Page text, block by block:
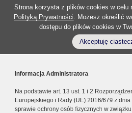
Strona korzysta z plików cookies w celu
Polityką Prywatności. Możesz określić
dostępu do plików cookies w
Akceptuję
Informacja Administratora
Na podstawie art. 13 ust. 1 i 2
Europejskiego i Rady (UE) 2016/679 z
sprawie ochrony osób fizycznych w